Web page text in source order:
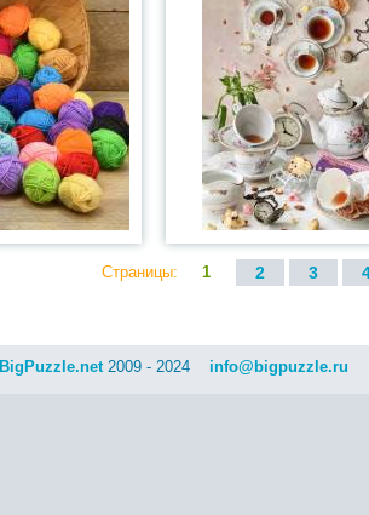
Страницы: 1 2 3
BigPuzzle.net2009 - 2024 info@bigpuzzle.ru